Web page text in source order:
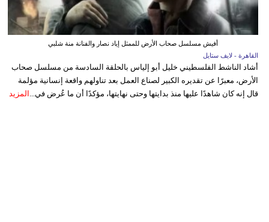
أفيش مسلسل صحاب الأرض للممثل إياد نصار والفنانة منة شلبي
القاهرة - لايف ستايل
أشاد الناشط الفلسطيني خليل أبو إلياس بالحلقة السادسة من مسلسل صحاب
الأرض، معبرًا عن تقديره الكبير لصناع العمل بعد تناولهم واقعة إنسانية مؤلمة
قال إنه كان شاهدًا عليها منذ بدايتها وحتى نهايتها، مؤكدًا أن ما عُرض في... المزيد